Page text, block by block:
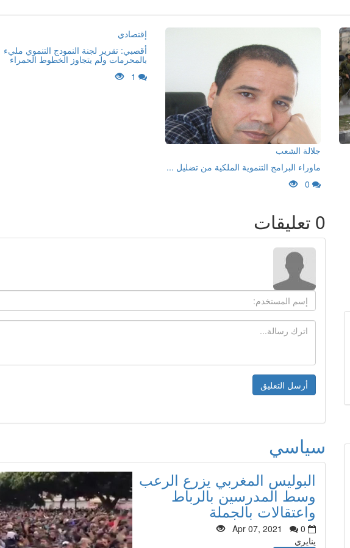
إقتصادي
أقصبي: تقرير لجنة النمودج التنموي مليء
بالمحرمات ولم يتجاوز الخطوط الحمراء
جلالة الشعب
ماوراء البرامج التنموية الملكية من تضليل ...
0 تعليقات
سياسي
البوليس المغربي يزرع الرعب
وسط المدرسين بالرباط
واعتقالات بالجملة
Apr 07, 2021
0
ينايري